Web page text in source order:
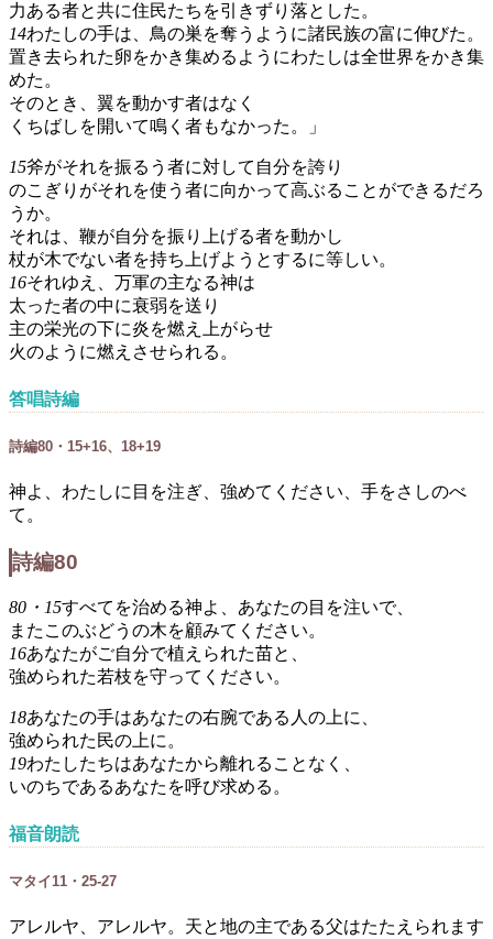
力ある者と共に住民たちを引きずり落とした。
14わたしの手は、鳥の巣を奪うように諸民族の富に伸びた。
置き去られた卵をかき集めるようにわたしは全世界をかき集
めた。
そのとき、翼を動かす者はなく
くちばしを開いて鳴く者もなかった。」
15斧がそれを振るう者に対して自分を誇り
のこぎりがそれを使う者に向かって高ぶることができるだろ
うか。
それは、鞭が自分を振り上げる者を動かし
杖が木でない者を持ち上げようとするに等しい。
16それゆえ、万軍の主なる神は
太った者の中に衰弱を送り
主の栄光の下に炎を燃え上がらせ
火のように燃えさせられる。
答唱詩編
詩編80・15+16、18+19
神よ、わたしに目を注ぎ、強めてください、手をさしのべ
て。
詩編80
80・15すべてを治める神よ、あなたの目を注いで、
またこのぶどうの木を顧みてください。
16あなたがご自分で植えられた苗と、
強められた若枝を守ってください。
18あなたの手はあなたの右腕である人の上に、
強められた民の上に。
19わたしたちはあなたから離れることなく、
いのちであるあなたを呼び求める。
福音朗読
マタイ11・25-27
アレルヤ、アレルヤ。天と地の主である父はたたえられます